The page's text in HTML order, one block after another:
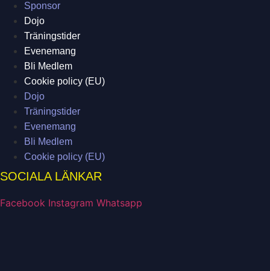
Sponsor
Dojo
Träningstider
Evenemang
Bli Medlem
Cookie policy (EU)
Dojo
Träningstider
Evenemang
Bli Medlem
Cookie policy (EU)
SOCIALA LÄNKAR
Facebook Instagram Whatsapp